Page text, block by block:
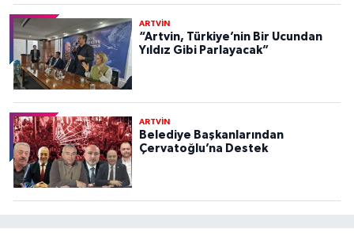
ARTVİN
“Artvin, Türkiye’nin Bir Ucundan
Yıldız Gibi Parlayacak”
ARTVİN
Belediye Başkanlarından
Çervatoğlu’na Destek